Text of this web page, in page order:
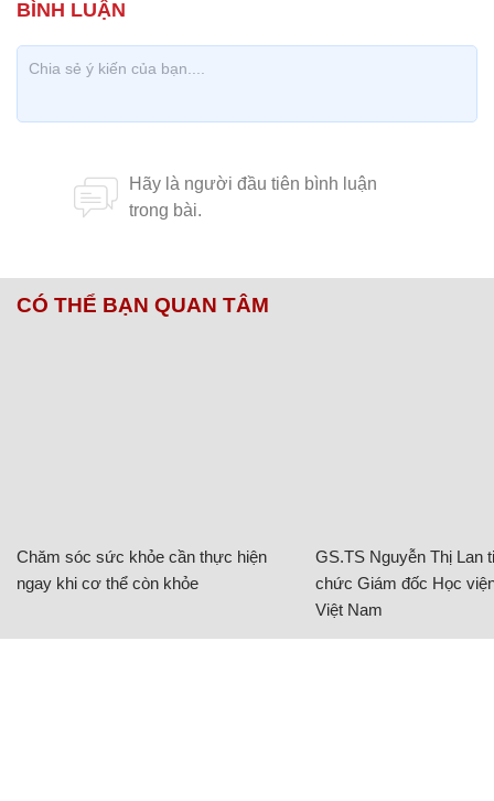
CÓ THỂ BẠN QUAN TÂM
Chăm sóc sức khỏe cần thực hiện
ngay khi cơ thể còn khỏe
GS.TS Nguyễn Thị Lan
chức Giám đốc Học
Việt Nam